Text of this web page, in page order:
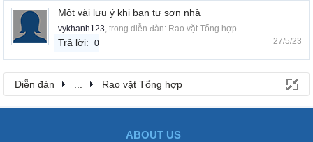
Một vài lưu ý khi bạn tự sơn nhà
vykhanh123, trong diễn đàn: Rao vặt Tổng hợp
Trả lời: 0 27/5/23
Diễn đàn ... Rao vặt Tổng hợp
ABOUT US